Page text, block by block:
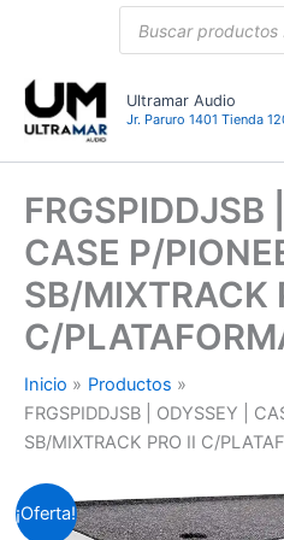
Ultramar Audio
Jr. Paruro 1401 Tienda
FRGSPIDDJSB
CASE P/
SB/MIXTRACK
C/
Inicio
Productos
FRGSPIDDJSB | ODYSSEY |
SB/MIXTRACK PRO II C/
¡Oferta!
El
FRGSPIDDJSB
|